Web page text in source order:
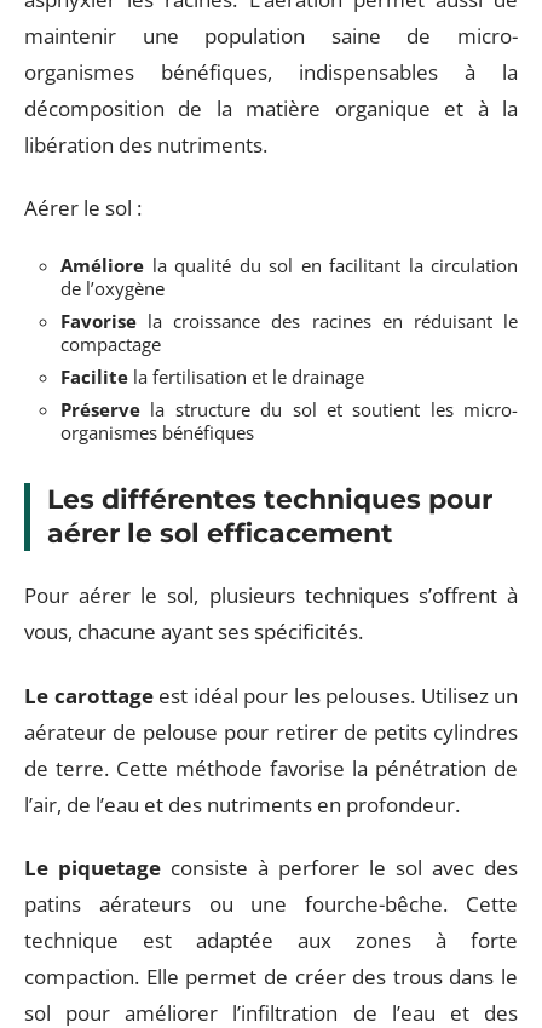
maintenir une population saine de micro-
organismes bénéfiques, indispensables à la
décomposition de la matière organique et à la
libération des nutriments.
Aérer le sol :
Améliore la qualité du sol en facilitant la circulation
de l’oxygène
Favorise la croissance des racines en réduisant le
compactage
Facilite la fertilisation et le drainage
Préserve la structure du sol et soutient les micro-
organismes bénéfiques
Les différentes techniques pour
aérer le sol efficacement
Pour aérer le sol, plusieurs techniques s’offrent à
vous, chacune ayant ses spécificités.
Le carottageest idéal pour les pelouses. Utilisez un
aérateur de pelouse pour retirer de petits cylindres
de terre. Cette méthode favorise la pénétration de
l’air, de l’eau et des nutriments en profondeur.
Le piquetage consiste à perforer le sol avec des
patins aérateurs ou une fourche-bêche. Cette
technique est adaptée aux zones à forte
compaction. Elle permet de créer des trous dans le
sol pour améliorer l’infiltration de l’eau et des